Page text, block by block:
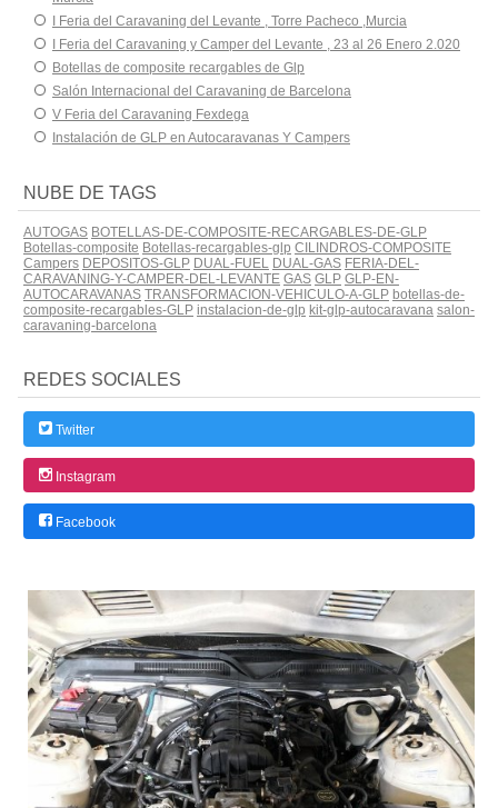
I Feria del Caravaning del Levante , Torre Pacheco ,Murcia
I Feria del Caravaning y Camper del Levante , 23 al 26 Enero 2.020
Botellas de composite recargables de Glp
Salón Internacional del Caravaning de Barcelona
V Feria del Caravaning Fexdega
Instalación de GLP en Autocaravanas Y Campers
NUBE DE TAGS
AUTOGAS BOTELLAS-DE-COMPOSITE-RECARGABLES-DE-GLP
Botellas-composite Botellas-recargables-glp CILINDROS-COMPOSITE
Campers DEPOSITOS-GLP DUAL-FUEL DUAL-GAS FERIA-DEL-
CARAVANING-Y-CAMPER-DEL-LEVANTE GAS GLP GLP-EN-
AUTOCARAVANAS TRANSFORMACION-VEHICULO-A-GLP botellas-de-
composite-recargables-GLP instalacion-de-glp kit-glp-autocaravana salon-
caravaning-barcelona
REDES SOCIALES
Twitter
Instagram
Facebook